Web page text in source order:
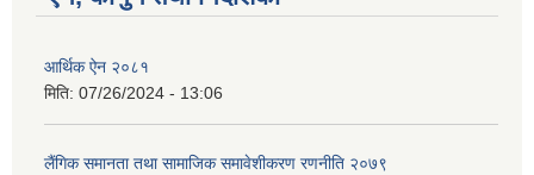
आर्थिक ऐन २०८१
मिति: 07/26/2024 - 13:06
लैंगिक समानता तथा सामाजिक समावेशीकरण रणनीति २०७९